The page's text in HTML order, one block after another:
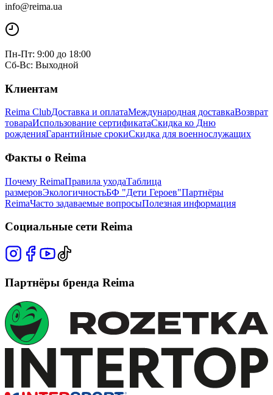
info@reima.ua
Пн-Пт: 9:00 до 18:00
Сб-Вс: Выходной
Клиентам
Reima ClubДоставка и оплатаМеждународная доставкаВозврат
товараИспользование сертификатаСкидка ко Дню
рожденияГарантийные срокиСкидка для военнослужащих
Факты о Reima
Почему ReimaПравила уходаТаблица
размеровЭкологичностьБФ "Дети Героев"Партнёры
ReimaЧасто задаваемые вопросыПолезная информация
Социальные сети Reima
Партнёры бренда Reima